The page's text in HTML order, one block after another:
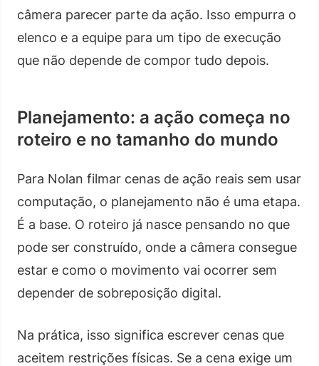
câmera parecer parte da ação. Isso empurra o
elenco e a equipe para um tipo de execução
que não depende de compor tudo depois.
Planejamento: a ação começa no
roteiro e no tamanho do mundo
Para Nolan filmar cenas de ação reais sem usar
computação, o planejamento não é uma etapa.
É a base. O roteiro já nasce pensando no que
pode ser construído, onde a câmera consegue
estar e como o movimento vai ocorrer sem
depender de sobreposição digital.
Na prática, isso significa escrever cenas que
aceitem restrições físicas. Se a cena exige um